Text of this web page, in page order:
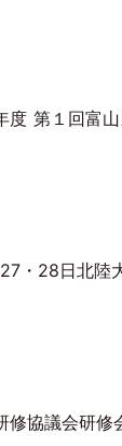
度 第１回富
・28日北陸
協議会研修